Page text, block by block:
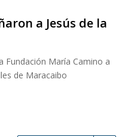
a Jesús de la
Fundación María Camino a
de Maracaibo